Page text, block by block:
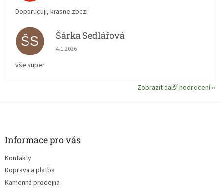
Doporucuji, krasne zbozi
ŠS Šárka Sedlářová
Hodnocení obchodu je 5 z 5 hvězdiček.
4.1.2026
vše super
Zobrazit další hodnocení
Z
Informace pro vás
Kontakty
Doprava a platba
Kamenná prodejna